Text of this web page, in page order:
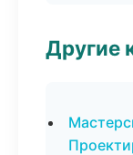
Другие